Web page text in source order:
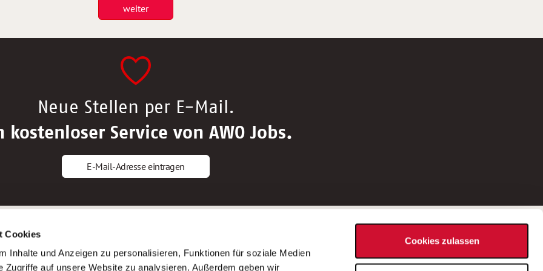
Cookies
Inhalte und Anzeigen zu personalisieren, Funktionen für soziale Medien
Zugriffe auf unsere Website zu analysieren. Außerdem geben wir
Cookies zulassen
weiter
Neue Stellen per E-Mail.
kostenloser Service von AWO Jobs.
E-Mail-Adresse eintragen
Altenpfleger*in
Krankenpfleger*in
AWO Gliederungen nach Bundesland
Stellenangebote nach Bundesländern